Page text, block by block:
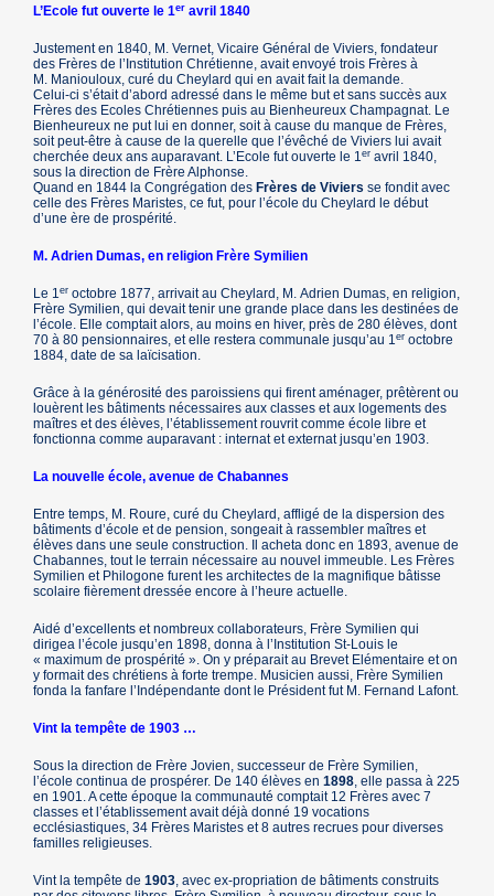
L’Ecole fut ouverte le 1er avril 1840
Justement en 1840, M. Vernet, Vicaire Général de Viviers, fondateur
des Frères de l’Institution Chrétienne, avait envoyé trois Frères à
M. Maniouloux, curé du Cheylard qui en avait fait la demande.
Celui-ci s’était d’abord adressé dans le même but et sans succès aux
Frères des Ecoles Chrétiennes puis au Bienheureux Champagnat. Le
Bienheureux ne put lui en donner, soit à cause du manque de Frères,
soit peut-être à cause de la querelle que l’évêché de Viviers lui avait
cherchée deux ans auparavant. L’Ecole fut ouverte le 1er avril 1840,
sous la direction de Frère Alphonse.
Quand en 1844 la Congrégation des Frères de Viviers se fondit avec
celle des Frères Maristes, ce fut, pour l’école du Cheylard le début
d’une ère de prospérité.
M. Adrien Dumas, en religion Frère Symilien
Le 1er octobre 1877, arrivait au Cheylard, M. Adrien Dumas, en religion,
Frère Symilien, qui devait tenir une grande place dans les destinées de
l’école. Elle comptait alors, au moins en hiver, près de 280 élèves, dont
70 à 80 pensionnaires, et elle restera communale jusqu’au 1er octobre
1884, date de sa laïcisation.
Grâce à la générosité des paroissiens qui firent aménager, prêtèrent ou
louèrent les bâtiments nécessaires aux classes et aux logements des
maîtres et des élèves, l’établissement rouvrit comme école libre et
fonctionna comme auparavant : internat et externat jusqu’en 1903.
La nouvelle école, avenue de Chabannes
Entre temps, M. Roure, curé du Cheylard, affligé de la dispersion des
bâtiments d’école et de pension, songeait à rassembler maîtres et
élèves dans une seule construction. Il acheta donc en 1893, avenue de
Chabannes, tout le terrain nécessaire au nouvel immeuble. Les Frères
Symilien et Philogone furent les architectes de la magnifique bâtisse
scolaire fièrement dressée encore à l’heure actuelle.
Aidé d’excellents et nombreux collaborateurs, Frère Symilien qui
dirigea l’école jusqu’en 1898, donna à l’Institution St-Louis le
« maximum de prospérité ». On y préparait au Brevet Elémentaire et on
y formait des chrétiens à forte trempe. Musicien aussi, Frère Symilien
fonda la fanfare l’Indépendante dont le Président fut M. Fernand Lafont.
Vint la tempête de 1903 …
Sous la direction de Frère Jovien, successeur de Frère Symilien,
l’école continua de prospérer. De 140 élèves en1898, elle passa à 225
en 1901. A cette époque la communauté comptait 12 Frères avec 7
classes et l’établissement avait déjà donné 19 vocations
ecclésiastiques, 34 Frères Maristes et 8 autres recrues pour diverses
familles religieuses.
Vint la tempête de1903, avec ex-propriation de bâtiments construits